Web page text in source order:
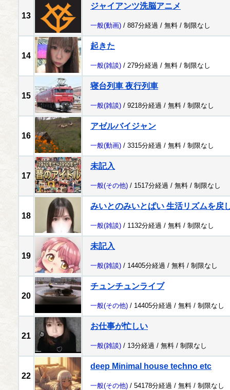
13
ジャイアンツ洗脳アニメ
一般(動画) / 887分経過 / 無料 / 制限なし
14
起きた
一般(雑談) / 279分経過 / 無料 / 制限なし
15
寝台列車 夜行列車
一般(雑談) / 9218分経過 / 無料 / 制限なし
16
アゼルバイジャン
一般(動画) / 3315分経過 / 無料 / 制限なし
17
未記入
一般(その他) / 1517分経過 / 無料 / 制限なし
18
みいとのみいとぱい 生活リズムを戻
一般(雑談) / 1132分経過 / 無料 / 制限なし
19
未記入
一般(雑談) / 14405分経過 / 無料 / 制限なし
20
チュンチュンライブ
一般(その他) / 14405分経過 / 無料 / 制限なし
21
お仕事が忙しい
一般(雑談) / 13分経過 / 無料 / 制限なし
22
deep Minimal house techno etc
一般(その他) / 54178分経過 / 無料 / 制限なし